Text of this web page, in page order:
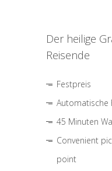
Der heilige
Reisende
Festpreis
Automatische
45 Minuten
Convenient
point